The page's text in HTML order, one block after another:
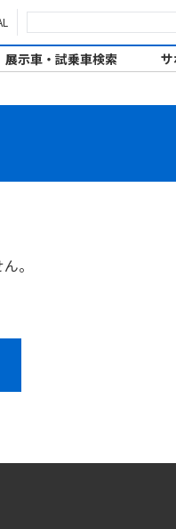
展示車・試乗車検索
。